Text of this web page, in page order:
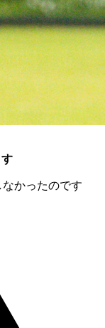
なかったのです